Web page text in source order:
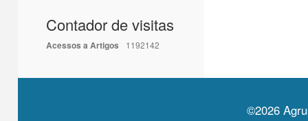
Contador de visitas
Acessos a Artigos 1192142
©2026